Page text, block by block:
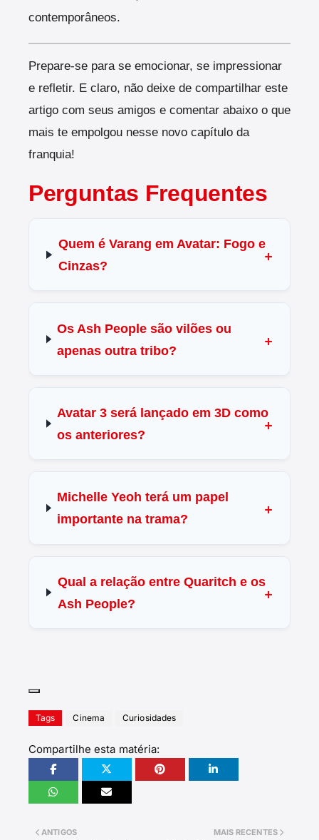
contemporâneos.
Prepare-se para se emocionar, se impressionar
e refletir. E claro, não deixe de compartilhar este
artigo com seus amigos e comentar abaixo o que
mais te empolgou nesse novo capítulo da
franquia!
Perguntas Frequentes
Quem é Varang em Avatar: Fogo e
Cinzas?
Os Ash People são vilões ou
apenas outra tribo?
Avatar 3 será lançado em 3D como
os anteriores?
Michelle Yeoh terá um papel
importante na trama?
Qual a relação entre Quaritch e os
Ash People?
Tags Cinema Curiosidades
Compartilhe esta matéria:
MAIS RECENTES
ANTIGOS